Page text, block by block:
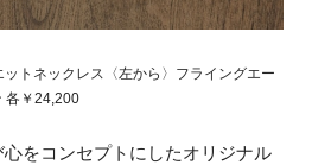
トネックレス〈左から〉フライングエー
各￥24,200
をコンセプトにしたオリジナル